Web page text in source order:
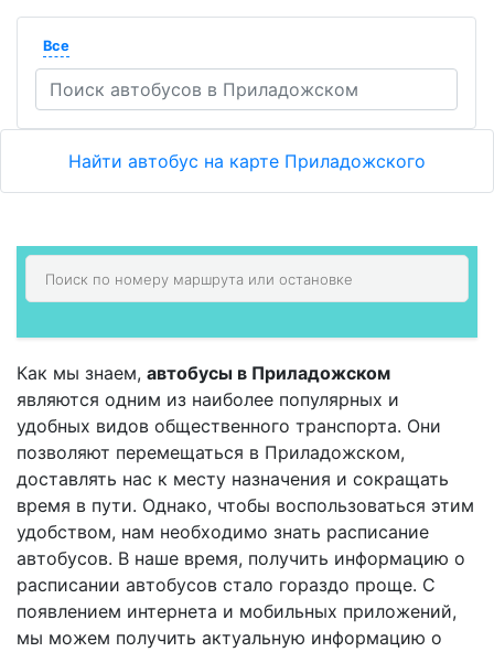
Все
Найти автобус на карте Приладожского
Как мы знаем, автобусы в Приладожском
являются одним из наиболее популярных и
удобных видов общественного транспорта. Они
позволяют перемещаться в Приладожском,
доставлять нас к месту назначения и сокращать
время в пути. Однако, чтобы воспользоваться этим
удобством, нам необходимо знать расписание
автобусов. В наше время, получить информацию о
расписании автобусов стало гораздо проще. С
появлением интернета и мобильных приложений,
мы можем получить актуальную информацию о